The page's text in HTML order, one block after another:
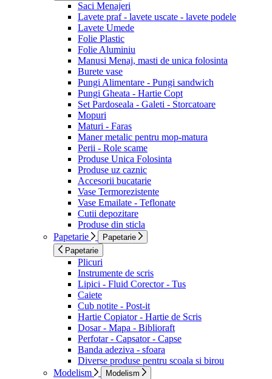
Saci Menajeri
Lavete praf - lavete uscate - lavete podele
Lavete Umede
Folie Plastic
Folie Aluminiu
Manusi Menaj, masti de unica folosinta
Burete vase
Pungi Alimentare - Pungi sandwich
Pungi Gheata - Hartie Copt
Set Pardoseala - Galeti - Storcatoare
Mopuri
Maturi - Faras
Maner metalic pentru mop-matura
Perii - Role scame
Produse Unica Folosinta
Produse uz caznic
Accesorii bucatarie
Vase Termorezistente
Vase Emailate - Teflonate
Cutii depozitare
Produse din sticla
Papetarie
Papetarie
Papetarie
Plicuri
Instrumente de scris
Lipici - Fluid Corector - Tus
Caiete
Cub notite - Post-it
Hartie Copiator - Hartie de Scris
Dosar - Mapa - Biblioraft
Perfotar - Capsator - Capse
Banda adeziva - sfoara
Diverse produse pentru scoala si birou
Modelism
Modelism